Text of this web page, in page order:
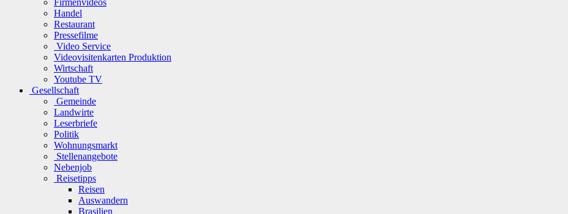
Firmenvideos
Handel
Restaurant
Pressefilme
Video Service
Videovisitenkarten Produktion
Wirtschaft
Youtube TV
Gesellschaft
Gemeinde
Landwirte
Leserbriefe
Politik
Wohnungsmarkt
Stellenangebote
Nebenjob
Reisetipps
Reisen
Auswandern
Brasilien